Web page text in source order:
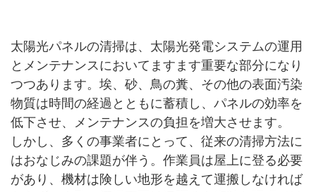
太陽光パネルの清掃は、太陽光発電システムの運用
とメンテナンスにおいてますます重要な部分になり
つつあります。埃、砂、鳥の糞、その他の表面汚染
物質は時間の経過とともに蓄積し、パネルの効率を
低下させ、メンテナンスの負担を増大させます。
しかし、多くの事業者にとって、従来の清掃方法に
はおなじみの課題が伴う。作業員は屋上に登る必要
があり、機材は険しい地形を越えて運搬しなければ